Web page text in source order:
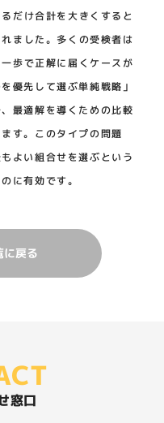
だけ合計を大きくすると
ました。多くの受検者は
歩で正解に届くケースが
優先して選ぶ単純戦略」
最適解を導くための比較
す。このタイプの問題
よい組合せを選ぶという
に有効です。
に戻る
窓口